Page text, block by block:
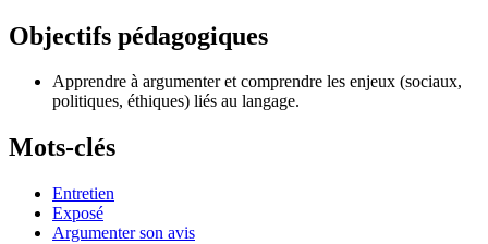
Objectifs pédagogiques
Apprendre à argumenter et comprendre les enjeux (sociaux,
politiques, éthiques) liés au langage.
Mots-clés
Entretien
Exposé
Argumenter son avis